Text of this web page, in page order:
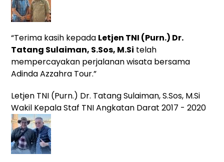
“Terima kasih kepada Letjen TNI (Purn.) Dr.
Tatang Sulaiman, S.Sos, M.Si telah
mempercayakan perjalanan wisata bersama
Adinda Azzahra Tour.”
Letjen TNI (Purn.) Dr. Tatang Sulaiman, S.Sos, M.Si
Wakil Kepala Staf TNI Angkatan Darat 2017 - 2020